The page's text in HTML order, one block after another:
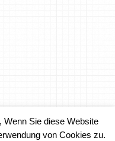
Sie diese Website
von Cookies zu.